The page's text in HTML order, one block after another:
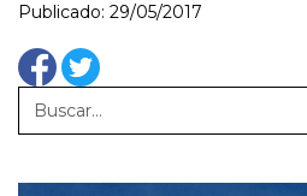
Publicado: 29/05/2017